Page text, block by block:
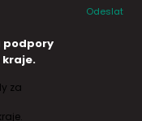
Odeslat
podpory
kraje.